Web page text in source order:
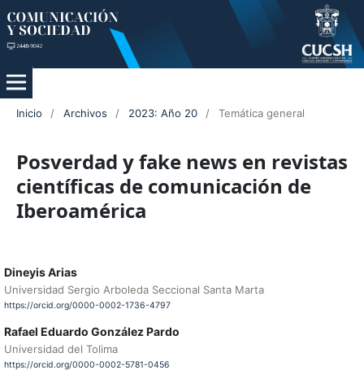
Inicio / Archivos / 2023: Año 20 / Temática general
Posverdad y fake news en revistas
científicas de comunicación de
Iberoamérica
Dineyis Arias
Universidad Sergio Arboleda Seccional Santa Marta
https://orcid.org/0000-0002-1736-4797
Rafael Eduardo González Pardo
Universidad del Tolima
https://orcid.org/0000-0002-5781-0456